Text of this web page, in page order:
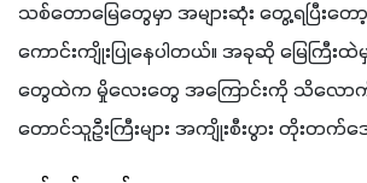
သစ်တောမြေတွေမှာ အများဆုံး တွေ့ရပြီး
ကောင်းကျိုးပြုနေပါတယ်။ အခုဆို မြေကြီ
တွေထဲက မှိုလေးတွေ အကြောင်းကို သိလော
တောင်သူဦးကြီးများ အကျိုးစီးပွား တိုးတက်အေ